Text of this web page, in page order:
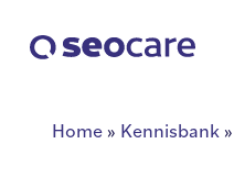
Home » Kennisbank »